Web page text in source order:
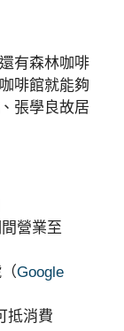
有森林咖啡
啡館就能夠
張學良故居
營業至
Google
抵消費